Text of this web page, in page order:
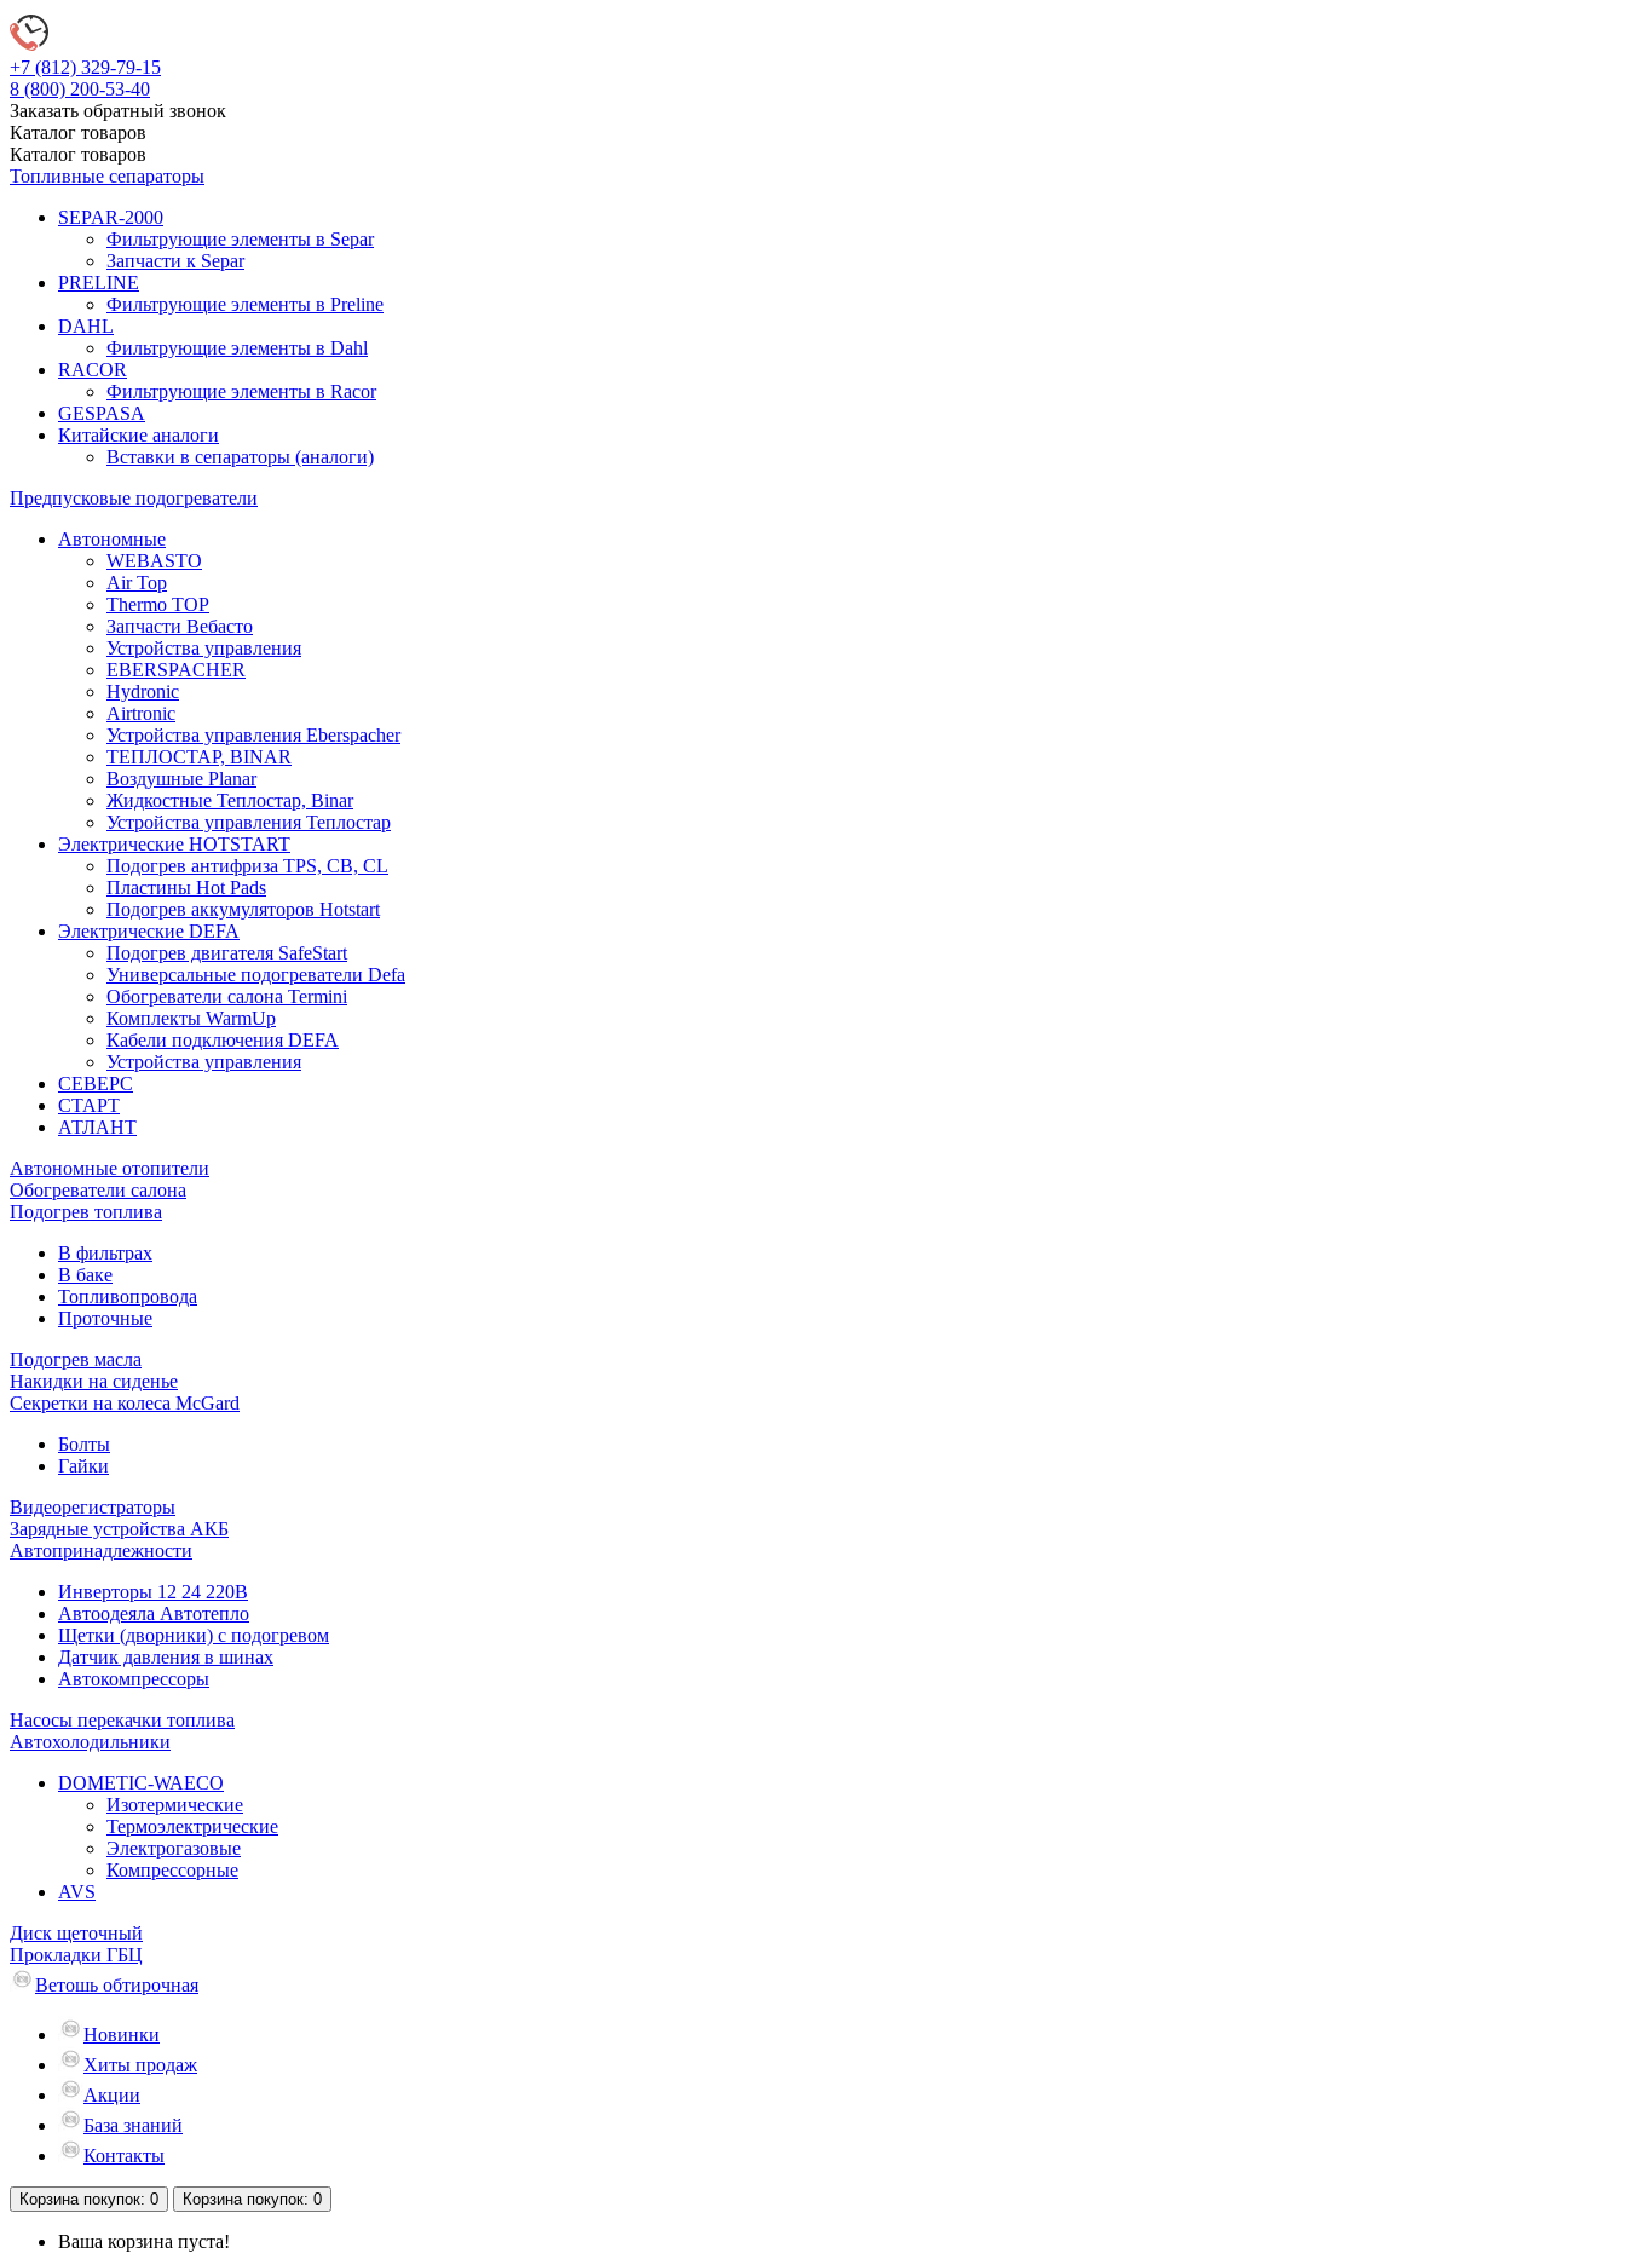
+7 (812) 329-79-15
8 (800) 200-53-40
Заказать обратный звонок
Каталог товаров
Каталог товаров
Топливные сепараторы
SEPAR-2000
Фильтрующие элементы в Separ
Запчасти к Separ
PRELINE
Фильтрующие элементы в Preline
DAHL
Фильтрующие элементы в Dahl
RACOR
Фильтрующие элементы в Racor
GESPASA
Китайские аналоги
Вставки в сепараторы (аналоги)
Предпусковые подогреватели
Автономные
WEBASTO
Air Top
Thermo TOP
Запчасти Вебасто
Устройства управления
EBERSPACHER
Hydronic
Airtronic
Устройства управления Eberspacher
ТЕПЛОСТАР, BINAR
Воздушные Planar
Жидкостные Теплостар, Binar
Устройства управления Теплостар
Электрические HOTSTART
Подогрев антифриза TPS, CB, CL
Пластины Hot Pads
Подогрев аккумуляторов Hotstart
Электрические DEFA
Подогрев двигателя SafeStart
Универсальные подогреватели Defa
Обогреватели салона Termini
Комплекты WarmUp
Кабели подключения DEFA
Устройства управления
СЕВЕРС
СТАРТ
АТЛАНТ
Автономные отопители
Обогреватели салона
Подогрев топлива
В фильтрах
В баке
Топливопровода
Проточные
Подогрев масла
Накидки на сиденье
Секретки на колеса McGard
Болты
Гайки
Видеорегистраторы
Зарядные устройства АКБ
Автопринадлежности
Инверторы 12 24 220В
Автоодеяла Автотепло
Щетки (дворники) с подогревом
Датчик давления в шинах
Автокомпрессоры
Насосы перекачки топлива
Автохолодильники
DOMETIC-WAECO
Изотермические
Термоэлектрические
Электрогазовые
Компрессорные
AVS
Диск щеточный
Прокладки ГБЦ
Ветошь обтирочная
Новинки
Хиты продаж
Акции
База знаний
Контакты
Корзина покупок: 0 Корзина покупок: 0
Ваша корзина пуста!